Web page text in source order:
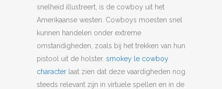
snelheid illustreert, is de cowboy uit het
Amerikaanse westen. Cowboys moesten snel
kunnen handelen onder extreme
omstandigheden, zoals bij het trekken van hun
pistool uit de holster. smokey le cowboy
character laat zien dat deze vaardigheden nog
steeds relevant zijn in virtuele spellen en in de